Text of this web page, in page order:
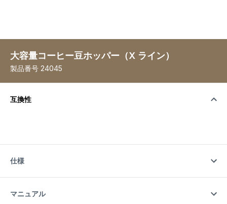
大容量コーヒー豆ホッパー（X ライン）
製品番号 24045
互換性
仕様
マニュアル